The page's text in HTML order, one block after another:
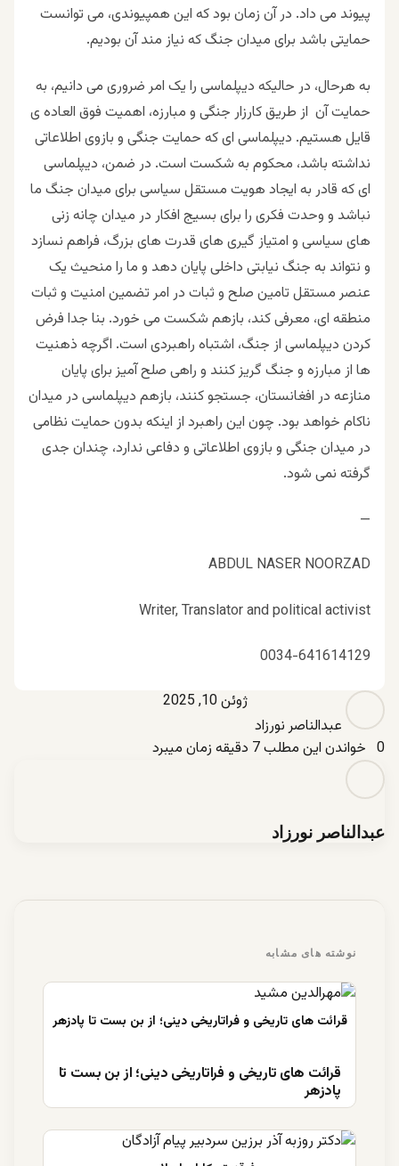
پیوند می داد. در آن زمان بود که این همپیوندی، می توانست
حمایتی باشد برای میدان جنگ که نیاز مند آن بودیم.
به هرحال، در حالیکه دیپلماسی را یک امر ضروری می دانیم، به
حمایت آن از طریق کارزار جنگی و مبارزه، اهمیت فوق العاده ی
قایل هستیم. دیپلماسی ای که حمایت جنگی و بازوی اطلاعاتی
نداشته باشد، محکوم به شکست است. در ضمن، دیپلماسی
ای که قادر به ایجاد هویت مستقل سیاسی برای میدان جنگ ما
نباشد و وحدت فکری را برای بسیج افکار در میدان چانه زنی
های سیاسی و امتیاز گیری های قدرت های بزرگ، فراهم نسازد
و نتواند به جنگ نیابتی داخلی پایان دهد و ما را منحیث یک
عنصر مستقل تامین صلح و ثبات در امر تضمین امنیت و ثبات
منطقه ای، معرفی کند، بازهم شکست می خورد. بنا جدا فرض
کردن دیپلماسی از جنگ، اشتباه راهبردی است. اگرچه ذهنیت
ها از مبارزه و جنگ گریز کنند و راهی صلح آمیز برای پایان
منازعه در افغانستان، جستجو کنند، بازهم دیپلماسی در میدان
ناکام خواهد بود. چون این راهبرد از اینکه بدون حمایت نظامی
در میدان جنگی و بازوی اطلاعاتی و دفاعی ندارد، چندان جدی
گرفته نمی شود.
—
ABDUL NASER NOORZAD
Writer, Translator and political activist
0034-641614129
عبدالناصر نورزاد
ژوئن 10, 2025
0 خواندن این مطلب 7 دقیقه زمان میبرد
عبدالناصر نورزاد
نوشته های مشابه
قرائت های تاریخی و فراتاریخی دینی؛ از بن بست تا
پادزهر